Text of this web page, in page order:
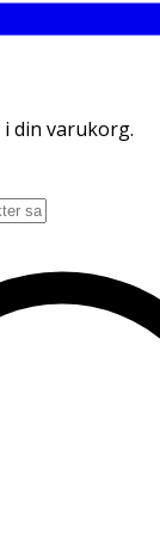
din varukorg.